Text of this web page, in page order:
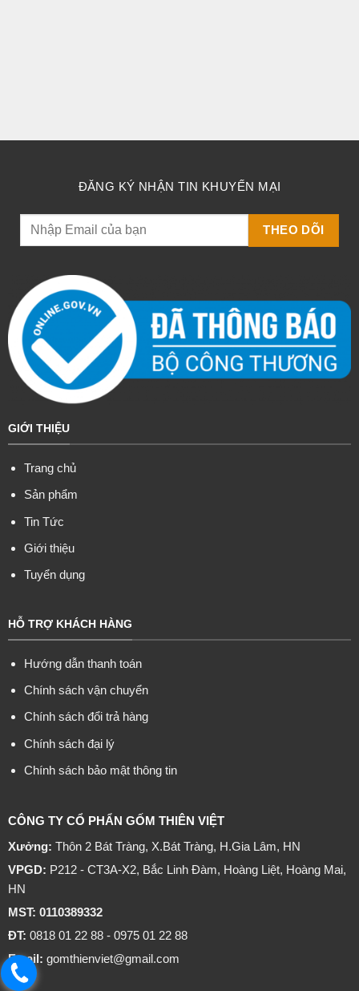
ĐĂNG KÝ NHẬN TIN KHUYẾN MẠI
GIỚI THIỆU
Trang chủ
Sản phẩm
Tin Tức
Giới thiệu
Tuyển dụng
HỖ TRỢ KHÁCH HÀNG
Hướng dẫn thanh toán
Chính sách vận chuyển
Chính sách đổi trả hàng
Chính sách đại lý
Chính sách bảo mật thông tin
CÔNG TY CỔ PHẨN GỐM THIÊN VIỆT
Xưởng: Thôn 2 Bát Tràng, X.Bát Tràng, H.Gia Lâm, HN
VPGD: P212 - CT3A-X2, Bắc Linh Đàm, Hoàng Liệt, Hoàng Mai,
HN
MST: 0110389332
ĐT: 0818 01 22 88 - 0975 01 22 88
Email: gomthienviet@gmail.com